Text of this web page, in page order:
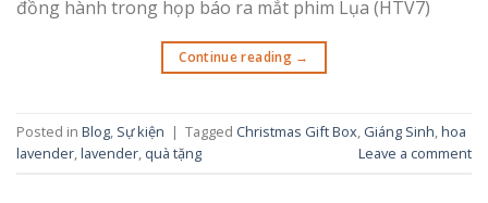
đồng hành trong họp báo ra mắt phim Lụa (HTV7)
Continue reading →
Posted in Blog, Sự kiện | Tagged Christmas Gift Box, Giáng Sinh,hoa
lavender,lavender, quà tặng Leave a comment